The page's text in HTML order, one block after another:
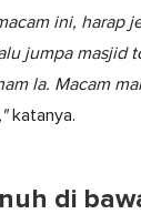
ini, harap
jumpa masjid
la. Macam
katanya.
di